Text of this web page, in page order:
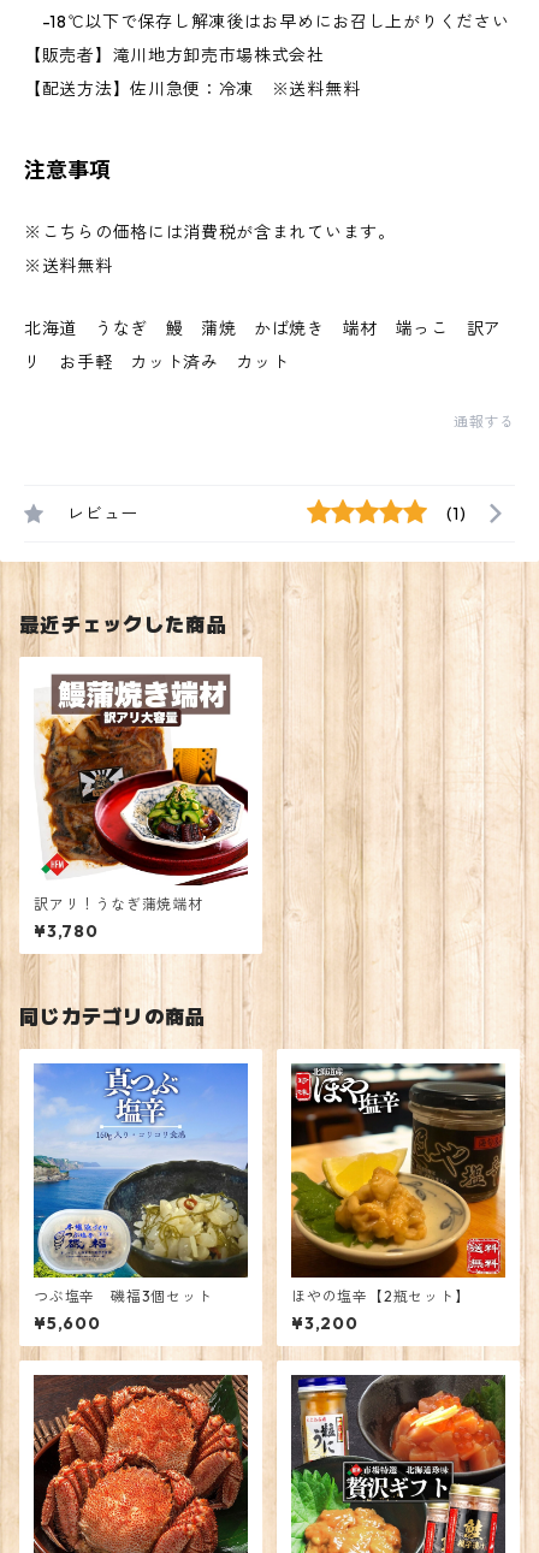
-18℃以下で保存し解凍後はお早めにお召し上がりください
【販売者】滝川地方卸売市場株式会社
【配送方法】佐川急便：冷凍 ※送料無料
注意事項
※こちらの価格には消費税が含まれています。
※送料無料
北海道 うなぎ 鰻 蒲焼 かば焼き 端材 端っこ 訳ア
リ お手軽 カット済み カット
通報する
レビュー (1)
最近チェックした商品
訳アリ！うなぎ蒲焼端材
¥3,780
同じカテゴリの商品
つぶ塩辛 磯福3個セット
¥5,600
ほやの塩辛【2瓶セット】
¥3,200